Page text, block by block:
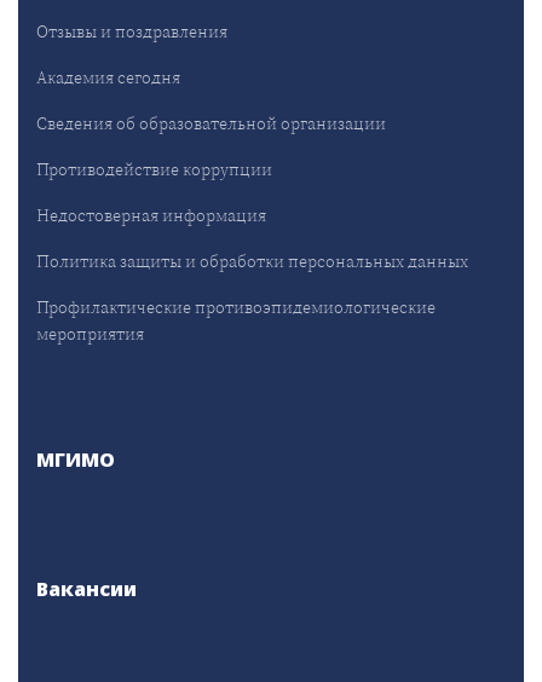
Отзывы и поздравления
Академия сегодня
Сведения об образовательной организации
Противодействие коррупции
Недостоверная информация
Политика защиты и обработки персональных данных
Профилактические противоэпидемиологические
мероприятия
МГИМО
Вакансии